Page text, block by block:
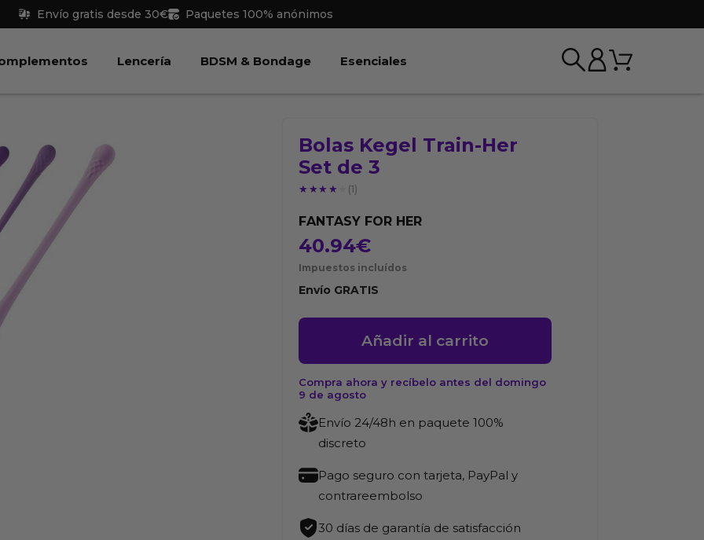
Envío gratis desde 30€ Paquetes 100% anónimos
Juguetes Abrir Complementos
Lencería Abrir Lencería
BDSM & Bondage Abrir BDSM & Bondage
Esenciales Carrito
Bolas Kegel Train-Her
Set de 3
★★★★★
★★★★★ (1)
FANTASY FOR HER
40.94€
Impuestos incluídos
Envío GRATIS
Bolas
Train-
Her
de
cantidad
Añadir al carrito
Compra ahora y recíbelo antes del domingo
9 de agosto
Envío 24/48h en paquete 100%
discreto
Pago seguro con tarjeta, PayPal y
contrareembolso
30 días de garantía de satisfacción